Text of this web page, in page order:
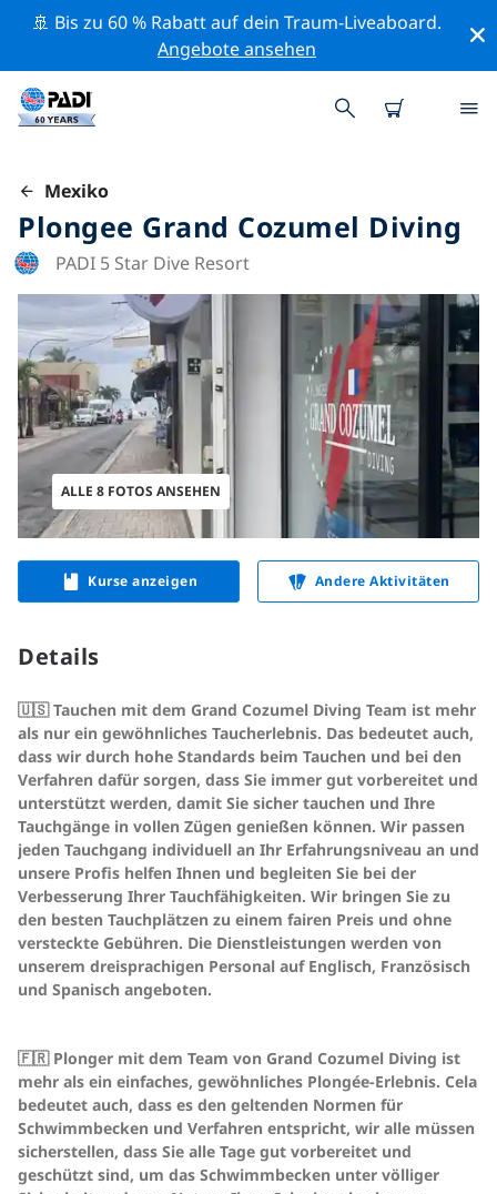
🚢 Bis zu 60 % Rabatt auf dein Traum-Liveaboard.
Angebote ansehen
Mexiko
Plongee Grand Cozumel Diving
PADI 5 Star Dive Resort
ALLE 8 FOTOS ANSEHEN
Kurse anzeigen Andere Aktivitäten
Details
🇺🇸 Tauchen mit dem Grand Cozumel Diving Team ist mehr
als nur ein gewöhnliches Taucherlebnis. Das bedeutet auch,
dass wir durch hohe Standards beim Tauchen und bei den
Verfahren dafür sorgen, dass Sie immer gut vorbereitet und
unterstützt werden, damit Sie sicher tauchen und Ihre
Tauchgänge in vollen Zügen genießen können. Wir passen
jeden Tauchgang individuell an Ihr Erfahrungsniveau an und
unsere Profis helfen Ihnen und begleiten Sie bei der
Verbesserung Ihrer Tauchfähigkeiten. Wir bringen Sie zu
den besten Tauchplätzen zu einem fairen Preis und ohne
versteckte Gebühren. Die Dienstleistungen werden von
unserem dreisprachigen Personal auf Englisch, Französisch
und Spanisch angeboten.
🇫🇷 Plonger mit dem Team von Grand Cozumel Diving ist
mehr als ein einfaches, gewöhnliches Plongée-Erlebnis. Cela
bedeutet auch, dass es den geltenden Normen für
Schwimmbecken und Verfahren entspricht, wir alle müssen
sicherstellen, dass Sie alle Tage gut vorbereitet und
geschützt sind, um das Schwimmbecken unter völliger